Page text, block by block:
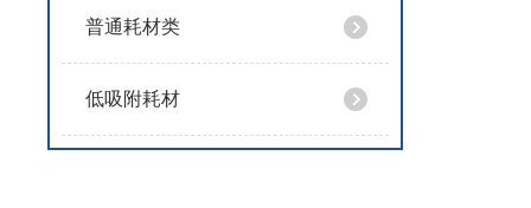
普通耗材类
低吸附耗材